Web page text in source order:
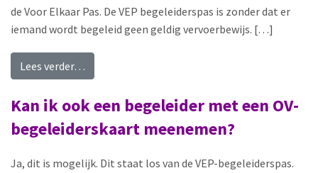
de Voor Elkaar Pas. De VEP begeleiderspas is zonder dat er
iemand wordt begeleid geen geldig vervoerbewijs. […]
Lees verder…
Kan ik ook een begeleider met een OV-
begeleiderskaart meenemen?
Ja, dit is mogelijk. Dit staat los van de VEP-begeleiderspas.